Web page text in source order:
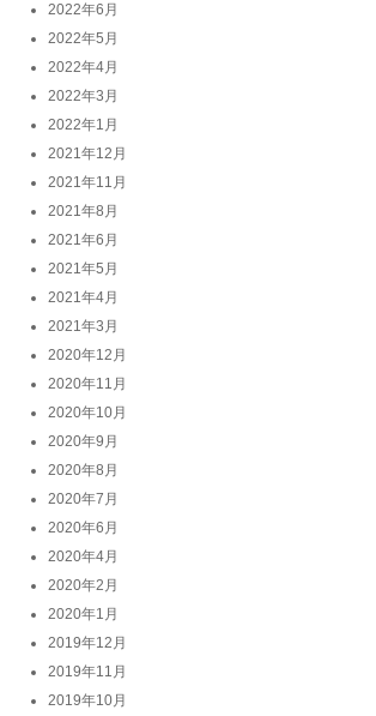
2022年6月
2022年5月
2022年4月
2022年3月
2022年1月
2021年12月
2021年11月
2021年8月
2021年6月
2021年5月
2021年4月
2021年3月
2020年12月
2020年11月
2020年10月
2020年9月
2020年8月
2020年7月
2020年6月
2020年4月
2020年2月
2020年1月
2019年12月
2019年11月
2019年10月